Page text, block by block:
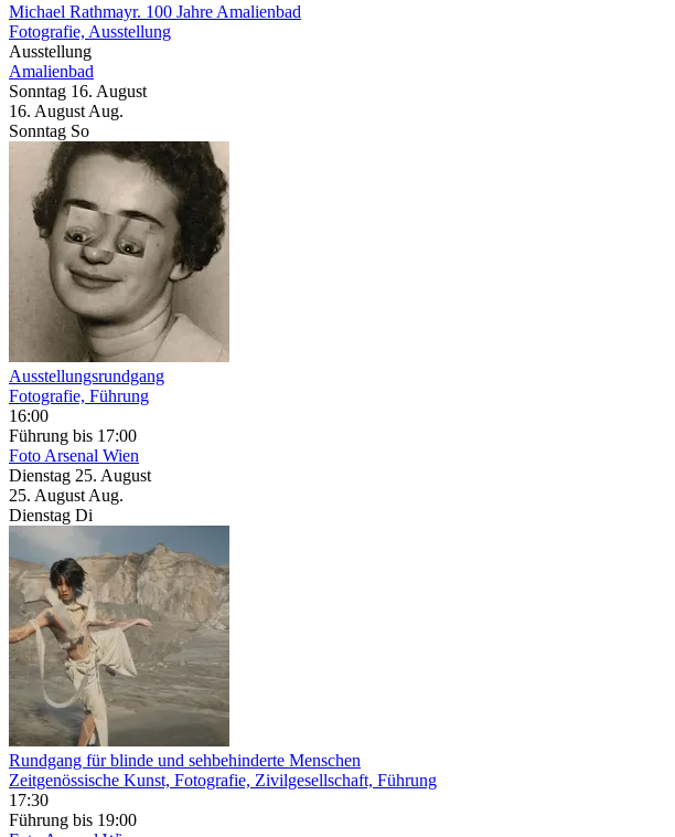
Michael Rathmayr. 100 Jahre Amalienbad
Fotografie, Ausstellung
Ausstellung
Amalienbad
Sonntag 16. August
16. August Aug.
Sonntag So
Ausstellungsrundgang
Fotografie, Führung
16:00
Führung bis 17:00
Foto Arsenal Wien
Dienstag 25. August
25. August Aug.
Dienstag Di
Rundgang für blinde und sehbehinderte Menschen
Zeitgenössische Kunst, Fotografie, Zivilgesellschaft, Führung
17:30
Führung bis 19:00